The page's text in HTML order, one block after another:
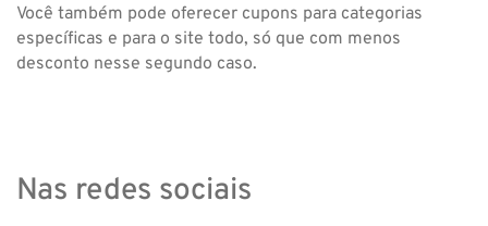
Você também pode oferecer cupons para categorias
específicas e para o site todo, só que com menos
desconto nesse segundo caso.
Nas redes sociais